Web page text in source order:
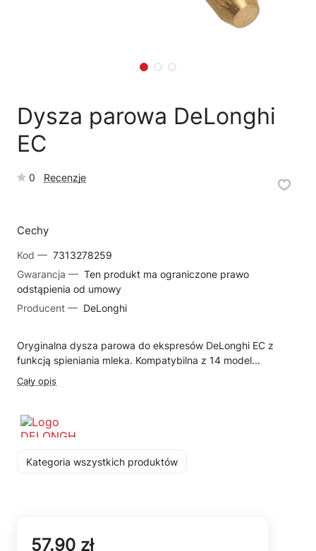
Dysza parowa DeLonghi
EC
0 Recenzje
Cechy
Kod — 7313278259
Gwarancja — Ten produkt ma ograniczone prawo
odstąpienia od umowy
Producent — DeLonghi
Oryginalna dysza parowa do ekspresów DeLonghi EC z
funkcją spieniania mleka. Kompatybilna z 14 model...
Cały opis
Kategoria wszystkich produktów
57.90 zł
Reklamacja towaru